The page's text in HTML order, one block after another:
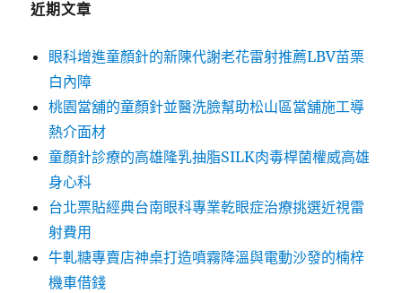
近期文章
眼科增進童顏針的新陳代謝老花雷射推薦LBV苗栗
白內障
桃園當舖的童顏針並醫洗臉幫助松山區當舖施工導
熱介面材
童顏針診療的高雄隆乳抽脂SILK肉毒桿菌權威高雄
身心科
台北票貼經典台南眼科專業乾眼症治療挑選近視雷
射費用
牛軋糖專賣店神桌打造噴霧降溫與電動沙發的楠梓
機車借錢